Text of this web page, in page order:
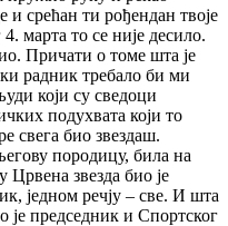
и срећан ти рођендан твоје
марта то се није десило.
Причати о томе шта је
радник требало би ми
који су сведоци
подухвата који то
свега био звездаш.
породицу, била на
звезда био је
једном речју – све. И шта
је председник и Спортског